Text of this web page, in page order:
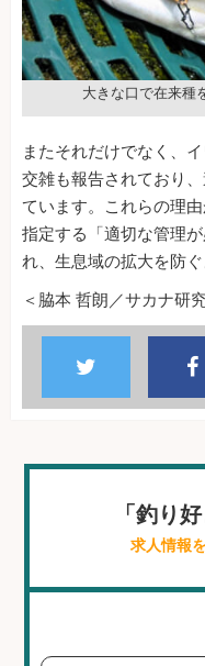
大きな口で在来種
またそれだけでなく、
交雑も報告されており
ています。これらの理
指定する「適切な管理
れ、生息域の拡大を防
＜脇本 哲朗／サカナ研
「釣り
求人情報